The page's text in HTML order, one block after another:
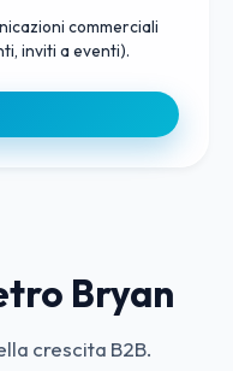
commerciali
inviti a eventi).
Bryan
crescita B2B.